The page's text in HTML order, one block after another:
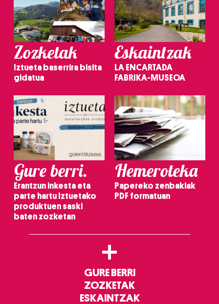
Zozketak
Iztueta baserrira bisita
gidatua
Eskaintzak
LA ENCARTADA
FABRIKA-MUSEOA
Gure berri.
Erantzun inkesta eta
parte hartu Iztuetako
produktuen saski
baten zozketan
Hemeroteka
Papereko zenbakiak
PDF formatuan
+
GURE BERRI
ZOZKETAK
ESKAINTZAK